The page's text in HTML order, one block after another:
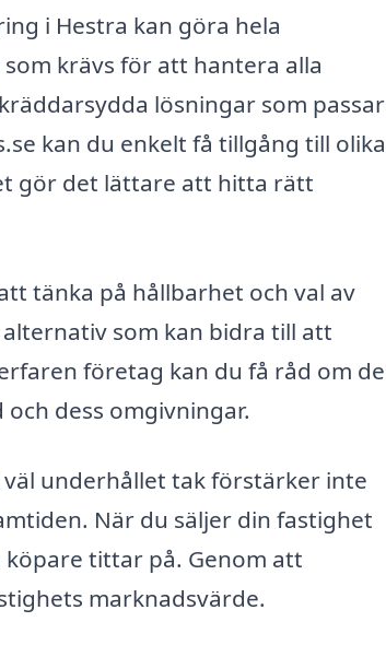
i Hestra kan göra hela
krävs för att hantera alla
lösningar som passar
kan du enkelt få tillgång till olika
gör det lättare att hitta rätt
tänka på hållbarhet och val av
som kan bidra till att
företag kan du få råd om de
dess omgivningar.
underhållet tak förstärker inte
När du säljer din fastighet
tittar på. Genom att
marknadsvärde.